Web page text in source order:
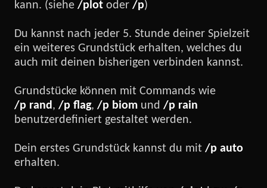
kann. (siehe/plot oder/p)
Du kannst nach jeder 5. Stunde deiner Spielzeit
ein weiteres Grundstück erhalten, welches du
auch mit deinen bisherigen verbinden kannst.
Grundstücke können mit Commands wie
/p rand ,/p flag,/p biom und/p rain
benutzerdefiniert gestaltet werden.
Dein erstes Grundstück kannst du mit/p auto
erhalten.